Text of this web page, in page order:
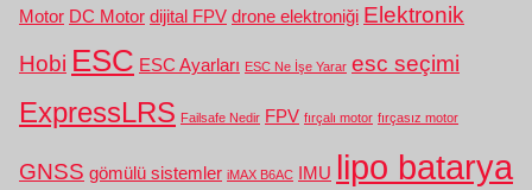
Motor DC Motor dijital FPV drone elektroniği Elektronik
Hobi ESC ESC Ayarları ESC Ne İşe Yarar esc seçimi
ExpressLRS Failsafe Nedir FPV fırçalı motor fırçasız motor
GNSS gömülü sistemler iMAX B6AC IMU lipo batarya